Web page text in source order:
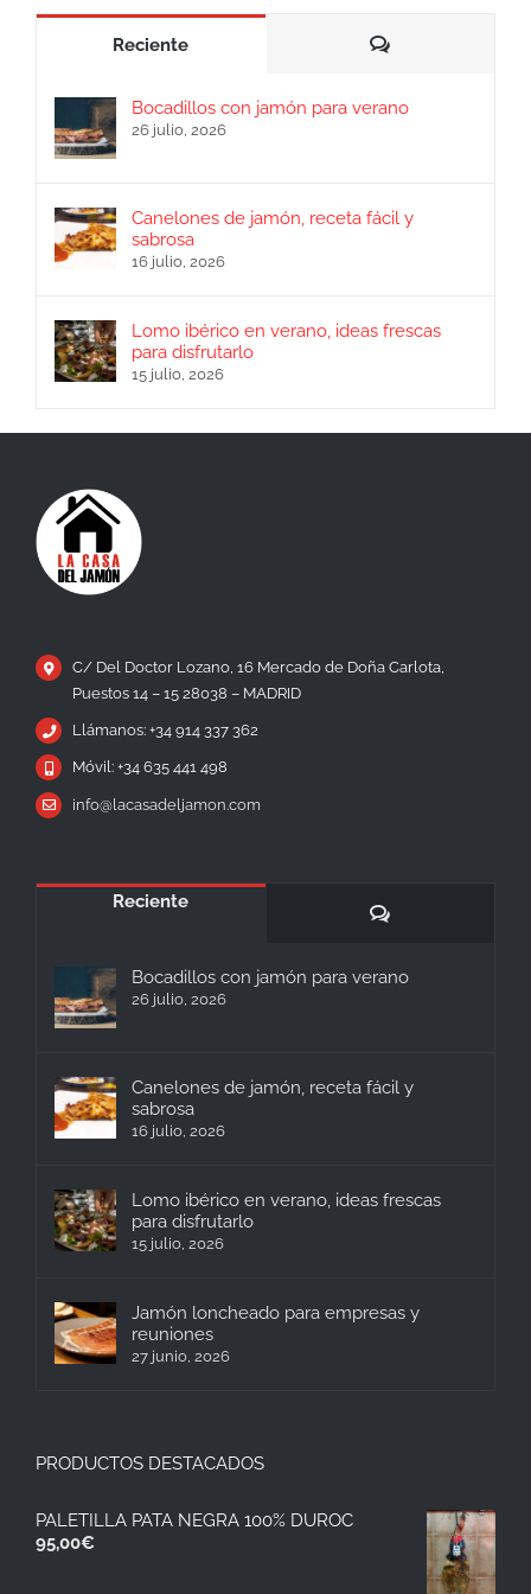
Reciente Comentarios
Bocadillos con jamón para verano
26 julio, 2026
Canelones de jamón, receta fácil y
sabrosa
16 julio, 2026
Lomo ibérico en verano, ideas frescas
para disfrutarlo
15 julio, 2026
C/ Del Doctor Lozano, 16 Mercado de Doña Carlota,
Puestos 14 – 15 28038 – MADRID
Llámanos: +34 914 337 362
Móvil: +34 635 441 498
info@lacasadeljamon.com
Reciente
Comentarios
Bocadillos con jamón para verano
26 julio, 2026
Canelones de jamón, receta fácil y
sabrosa
16 julio, 2026
Lomo ibérico en verano, ideas frescas
para disfrutarlo
15 julio, 2026
Jamón loncheado para empresas y
reuniones
27 junio, 2026
PRODUCTOS DESTACADOS
PALETILLA PATA NEGRA 100% DUROC
95,00€